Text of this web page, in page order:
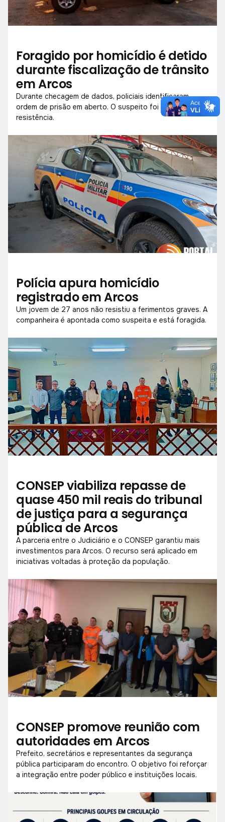
Foragido por homicídio é detido
durante fiscalização de trânsito
em Arcos
Durante checagem de dados, policiais identificaram
ordem de prisão em aberto. O suspeito foi detido sem
resistência.
Polícia apura homicídio
registrado em Arcos
Um jovem de 27 anos não resistiu a ferimentos graves. A
companheira é apontada como suspeita e está foragida.
CONSEP viabiliza repasse de
quase 450 mil reais do tribunal
de justiça para a segurança
pública de Arcos
A parceria entre o Judiciário e o CONSEP garantiu mais
investimentos para Arcos. O recurso será aplicado em
iniciativas voltadas à proteção da população.
CONSEP promove reunião com
autoridades em Arcos
Prefeito, secretários e representantes da segurança
pública participaram do encontro. O objetivo foi reforçar
a integração entre poder público e instituições locais.